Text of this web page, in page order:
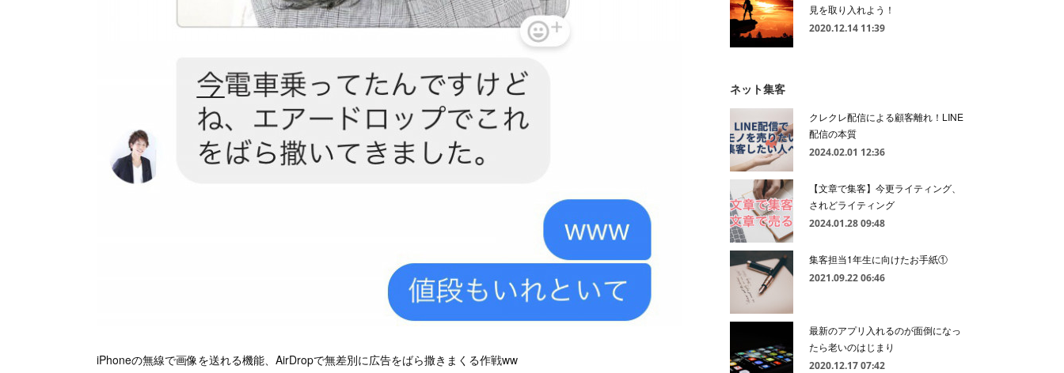
iPhoneの無線で画像を送れる機能、AirDropで無差別に広告をばら撒きまくる作戦ww
見を取り入れよう！
2020.12.14 11:39
ネット集客
クレクレ配信による顧客離れ！LINE
配信の本質
2024.02.01 12:36
【文章で集客】今更ライティング、
されどライティング
2024.01.28 09:48
集客担当1年生に向けたお手紙①
2021.09.22 06:46
最新のアプリ入れるのが面倒になっ
たら老いのはじまり
2020.12.17 07:42